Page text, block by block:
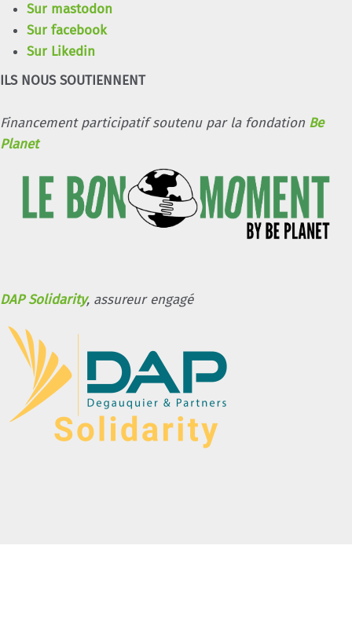
Sur mastodon
Sur facebook
Sur Likedin
ILS NOUS SOUTIENNENT
Financement participatif soutenu par la fondation Be
Planet
DAP Solidarity, assureur engagé